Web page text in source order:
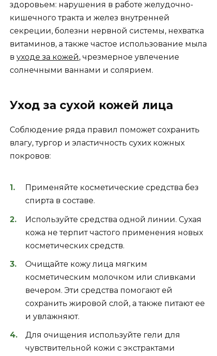
здоровьем: нарушения в работе желудочно-
кишечного тракта и желез внутренней
секреции, болезни нервной системы, нехватка
витаминов, а также частое использование мыла
в уходе за кожей, чрезмерное увлечение
солнечными ваннами и солярием.
Уход за сухой кожей лица
Соблюдение ряда правил поможет сохранить
влагу, тургор и эластичность сухих кожных
покровов:
Применяйте косметические средства без
спирта в составе.
Используйте средства одной линии. Сухая
кожа не терпит частого применения новых
косметических средств.
Очищайте кожу лица мягким
косметическим молочком или сливками
вечером. Эти средства помогают ей
сохранить жировой слой, а также питают ее
и увлажняют.
Для очищения используйте гели для
чувствительной кожи с экстрактами